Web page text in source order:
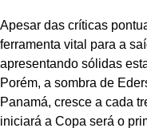
Apesar das críticas
ferramenta vital para a
apresentando sólidas
Porém, a sombra de
Panamá, cresce a cada
iniciará a Copa será o